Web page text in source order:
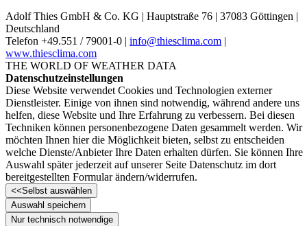
Adolf Thies GmbH & Co. KG | Hauptstraße 76 | 37083 Göttingen |
Deutschland
Telefon +49.551 /­ 79001-0 | info@thiesclima.com |
www.thiesclima.com
THE WORLD OF WEATHER DATA
Datenschutzeinstellungen
Diese Website verwendet Cookies und Technologien externer
Dienstleister. Einige von ihnen sind notwendig, während andere uns
helfen, diese Website und Ihre Erfahrung zu verbessern. Bei diesen
Techniken können personenbezogene Daten gesammelt werden. Wir
möchten Ihnen hier die Möglichkeit bieten, selbst zu entscheiden
welche Dienste/­Anbieter Ihre Daten erhalten dürfen. Sie können Ihre
Auswahl später jederzeit auf unserer Seite Datenschutz im dort
bereitgestellten Formular ändern/­widerrufen.
<<Selbst auswählen
Auswahl speichern
Nur technisch notwendige